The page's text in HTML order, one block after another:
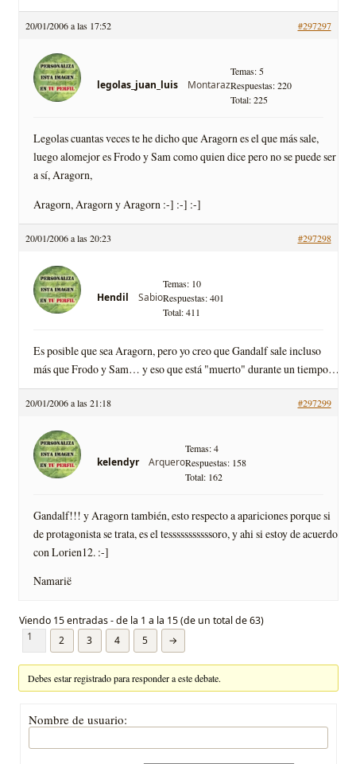
20/01/2006 a las 17:52 #297297
legolas_juan_luis Montaraz
Temas: 5
Respuestas: 220
Total: 225
Legolas cuantas veces te he dicho que Aragorn es el que más sale,
luego alomejor es Frodo y Sam como quien dice pero no se puede ser
a sí­, Aragorn,
Aragorn, Aragorn y Aragorn :-] :-] :-]
20/01/2006 a las 20:23 #297298
Hendil Sabio
Temas: 10
Respuestas: 401
Total: 411
Es posible que sea Aragorn, pero yo creo que Gandalf sale incluso
más que Frodo y Sam… y eso que está "muerto" durante un tiempo…
20/01/2006 a las 21:18 #297299
kelendyr Arquero
Temas: 4
Respuestas: 158
Total: 162
Gandalf!!! y Aragorn también, esto respecto a apariciones porque si
de protagonista se trata, es el tesssssssssssoro, y ahi si estoy de acuerdo
con Lorien12. :-]
Namarië
Viendo 15 entradas - de la 1 a la 15 (de un total de 63)
1
2 3 4 5 →
Debes estar registrado para responder a este debate.
Nombre de usuario: